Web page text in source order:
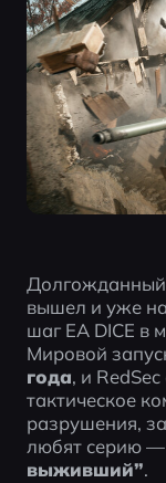
Долгожданный
вышел и уже
шаг EA DICE в
Мировой
года, и
тактическое
разрушения,
любят серию —
выживший”.